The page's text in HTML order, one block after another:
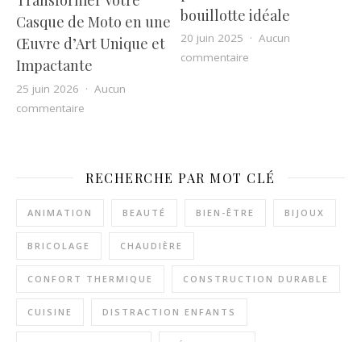
Casque de Moto en une
Œuvre d’Art Unique et
Impactante
25 juin 2026
Aucun
commentaire
bouillotte idéale
20 juin 2025
Aucun
commentaire
RECHERCHE PAR MOT CLÉ
ANIMATION BEAUTÉ BIEN-ÊTRE BIJOUX
BRICOLAGE CHAUDIÈRE
CONFORT THERMIQUE CONSTRUCTION DURABLE
CUISINE DISTRACTION ENFANTS